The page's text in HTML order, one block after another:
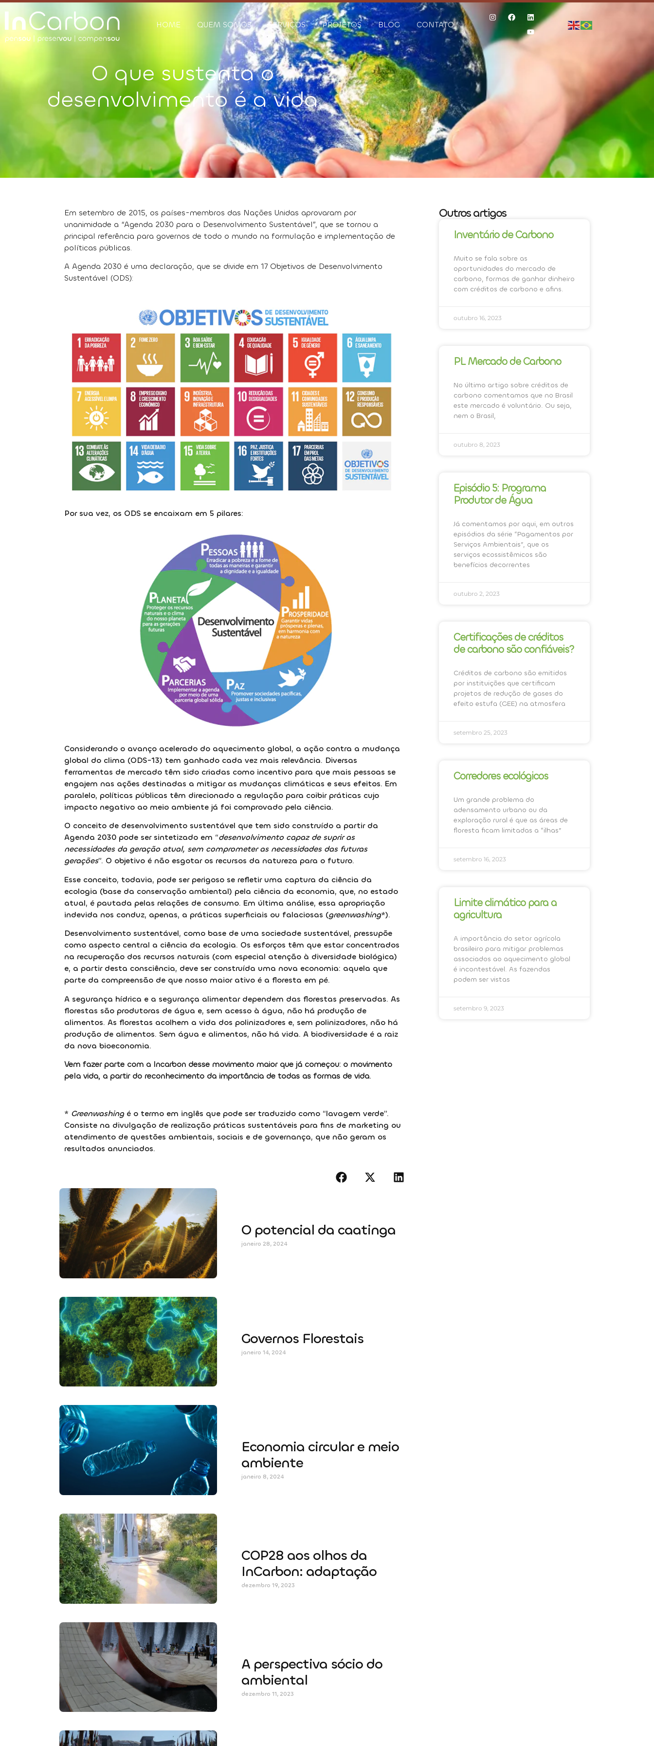
HOME QUEM SOMOS SERVIÇOS PROJETOS BLOG CONTATO
O que sustenta o
desenvolvimento é a vida
Em setembro de 2015, os países-membros das Nações Unidas aprovaram por
unanimidade a “Agenda 2030 para o Desenvolvimento Sustentável”, que se tornou a
principal referência para governos de todo o mundo na formulação e implementação de
políticas públicas.
A Agenda 2030 é uma declaração, que se divide em 17 Objetivos de Desenvolvimento
Sustentável (ODS):
Por sua vez, os ODS se encaixam em 5 pilares:
Considerando o avanço acelerado do aquecimento global, a ação contra a mudança
global do clima (ODS-13) tem ganhado cada vez mais relevância. Diversas
ferramentas de mercado têm sido criadas como incentivo para que mais pessoas se
engajem nas ações destinadas a mitigar as mudanças climáticas e seus efeitos. Em
paralelo, políticas públicas têm direcionado a regulação para coibir práticas cujo
impacto negativo ao meio ambiente já foi comprovado pela ciência.
O conceito de desenvolvimento sustentável que tem sido construído a partir da
Agenda 2030 pode ser sintetizado em “desenvolvimento capaz de suprir as
necessidades da geração atual, sem comprometer as necessidades das futuras
gerações”. O objetivo é não esgotar os recursos da natureza para o futuro.
Esse conceito, todavia, pode ser perigoso se refletir uma captura da ciência da
ecologia (base da conservação ambiental) pela ciência da economia, que, no estado
atual, é pautada pelas relações de consumo. Em última análise, essa apropriação
indevida nos conduz, apenas, a práticas superficiais ou falaciosas (greenwashing*).
Desenvolvimento sustentável, como base de uma sociedade sustentável, pressupõe
como aspecto central a ciência da ecologia. Os esforços têm que estar concentrados
na recuperação dos recursos naturais (com especial atenção à diversidade biológica)
e, a partir desta consciência, deve ser construída uma nova economia: aquela que
parte da compreensão de que nosso maior ativo é a floresta em pé.
A segurança hídrica e a segurança alimentar dependem das florestas preservadas. As
florestas são produtoras de água e, sem acesso à água, não há produção de
alimentos. As florestas acolhem a vida dos polinizadores e, sem polinizadores, não há
produção de alimentos. Sem água e alimentos, não há vida. A biodiversidade é a raiz
da nova bioeconomia.
Vem fazer parte com a Incarbon desse movimento maior que já começou: o movimento
pela vida, a partir do reconhecimento da importância de todas as formas de vida.
* Greenwashing é o termo em inglês que pode ser traduzido como “lavagem verde”.
Consiste na divulgação de realização práticas sustentáveis para fins de marketing ou
atendimento de questões ambientais, sociais e de governança, que não geram os
resultados anunciados.
O potencial da caatinga
janeiro 28, 2024
Governos Florestais
janeiro 14, 2024
Economia circular e meio
ambiente
janeiro 8, 2024
COP28 aos olhos da
InCarbon: adaptação
dezembro 19, 2023
A perspectiva sócio do
ambiental
dezembro 11, 2023
Outros artigos
Inventário de Carbono
Muito se fala sobre as
oportunidades do mercado de
carbono, formas de ganhar dinheiro
com créditos de carbono e afins.
outubro 16, 2023
PL Mercado de Carbono
No último artigo sobre créditos de
carbono comentamos que no Brasil
este mercado é voluntário. Ou seja,
nem o Brasil,
outubro 8, 2023
Episódio 5: Programa
Produtor de Água
Já comentamos por aqui, em outros
episódios da série “Pagamentos por
Serviços Ambientais”, que os
serviços ecossistêmicos são
benefícios decorrentes
outubro 2, 2023
Certificações de créditos
de carbono são confiáveis?
Créditos de carbono são emitidos
por instituições que certificam
projetos de redução de gases do
efeito estufa (GEE) na atmosfera
setembro 25, 2023
Corredores ecológicos
Um grande problema do
adensamento urbano ou da
exploração rural é que as áreas de
floresta ficam limitadas a “ilhas”
setembro 16, 2023
Limite climático para a
agricultura
A importância do setor agrícola
brasileiro para mitigar problemas
associados ao aquecimento global
é incontestável. As fazendas
podem ser vistas
setembro 9, 2023